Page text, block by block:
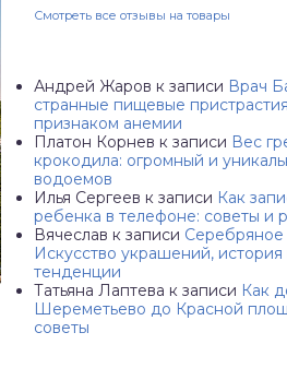
Смотреть все отзывы на товары
Андрей Жаров к записи Врач
странные пищевые
признаком анемии
Платон Корнев к записи Вес
крокодила: огромный и
водоемов
Илья Сергеев к записи Как
ребенка в телефоне: советы и
Вячеслав к записи Серебряное
Искусство украшений,
тенденции
Татьяна Лаптева к записи Как
Шереметьево до Красной
советы